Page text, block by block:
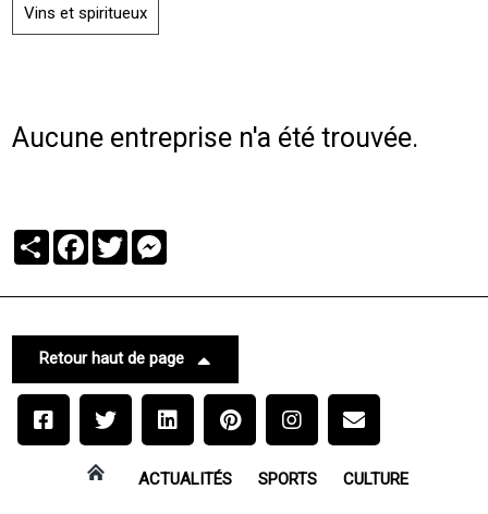
Vins et spiritueux
Aucune entreprise n'a été trouvée.
PartagerFacebook
Twitter
Retour haut de page
ACTUALITÉS SPORTS CULTURE